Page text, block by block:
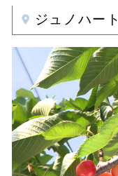
ジュノハート